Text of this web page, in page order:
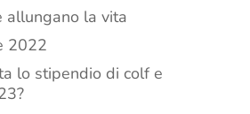
allungano la vita
2022
lo stipendio di colf e